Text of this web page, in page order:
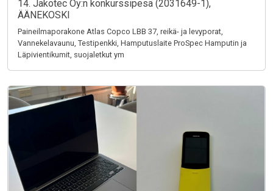
14. Jakotec Oy:n konkurssipesä (2031649-1),
ÄÄNEKOSKI
Paineilmaporakone Atlas Copco LBB 37, reikä- ja levyporat,
Vannekelavaunu, Testipenkki, Hamputuslaite ProSpec Hamputin ja
Läpivientikumit, suojaletkut ym